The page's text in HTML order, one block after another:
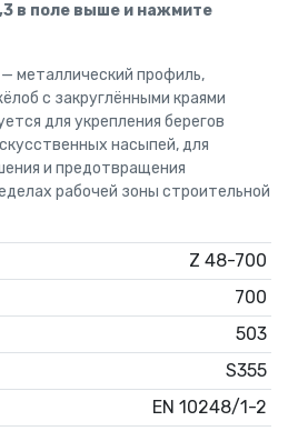
в поле выше и нажмите
металлический профиль,
c закруглёнными краями
для укрепления берегов
насыпей, для
и предотвращения
рабочей зоны строительной
Z 48-700
700
503
S355
EN 10248/1-2